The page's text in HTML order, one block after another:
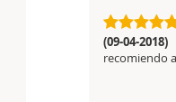
(09-04-2018)
recomiendo